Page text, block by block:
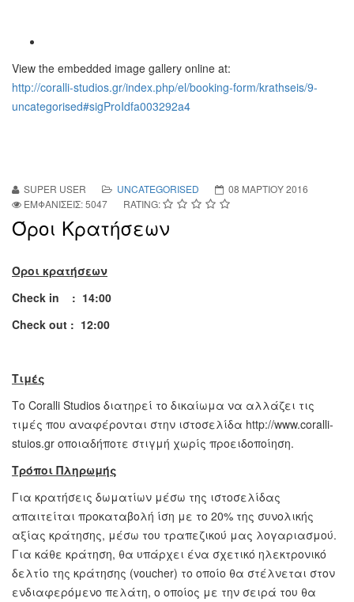
View the embedded image gallery online at:
http://coralli-studios.gr/index.php/el/booking-form/krathseis/9-
uncategorised#sigProIdfa003292a4
SUPER USER UNCATEGORISED
08 ΜΑΡΤΊΟΥ 2016
ΕΜΦΑΝΊΣΕΙΣ: 5047
RATING:
Όροι Κρατήσεων
Όροι κρατήσεων
Check in : 14:00
Check out : 12:00
Τιμές
Το Coralli Studios διατηρεί το δικαίωμα να αλλάζει τις
τιμές που αναφέρονται στην ιστοσελίδα http://www.coralli-
stuios.gr οποιαδήποτε στιγμή χωρίς προειδοποίηση.
Τρόποι Πληρωμής
Για κρατήσεις δωματίων μέσω της ιστοσελίδας
απαιτείται προκαταβολή ίση με το 20% της συνολικής
αξίας κράτησης, μέσω του τραπεζικού μας λογαριασμού.
Για κάθε κράτηση, θα υπάρχει ένα σχετικό ηλεκτρονικό
δελτίο της κράτησης (voucher) το οποίο θα στέλνεται στον
ενδιαφερόμενο πελάτη, ο οποίος με την σειρά του θα